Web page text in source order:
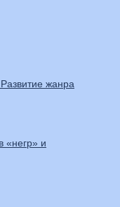
жанра
«негр» и